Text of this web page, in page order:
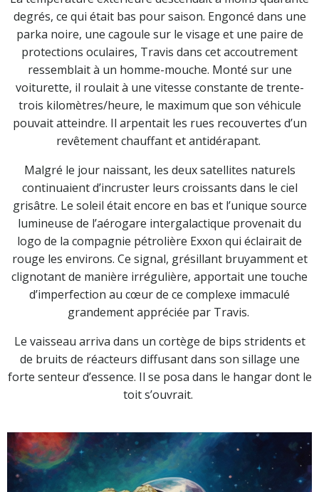
degrés, ce qui était bas pour saison. Engoncé dans une
parka noire, une cagoule sur le visage et une paire de
protections oculaires, Travis dans cet accoutrement
ressemblait à un homme-mouche. Monté sur une
voiturette, il roulait à une vitesse constante de trente-
trois kilomètres/heure, le maximum que son véhicule
pouvait atteindre. Il arpentait les rues recouvertes d’un
revêtement chauffant et antidérapant.
Malgré le jour naissant, les deux satellites naturels
continuaient d’incruster leurs croissants dans le ciel
grisâtre. Le soleil était encore en bas et l’unique source
lumineuse de l’aérogare intergalactique provenait du
logo de la compagnie pétrolière Exxon qui éclairait de
rouge les environs. Ce signal, grésillant bruyamment et
clignotant de manière irrégulière, apportait une touche
d’imperfection au cœur de ce complexe immaculé
grandement appréciée par Travis.
Le vaisseau arriva dans un cortège de bips stridents et
de bruits de réacteurs diffusant dans son sillage une
forte senteur d’essence. Il se posa dans le hangar dont le
toit s’ouvrait.